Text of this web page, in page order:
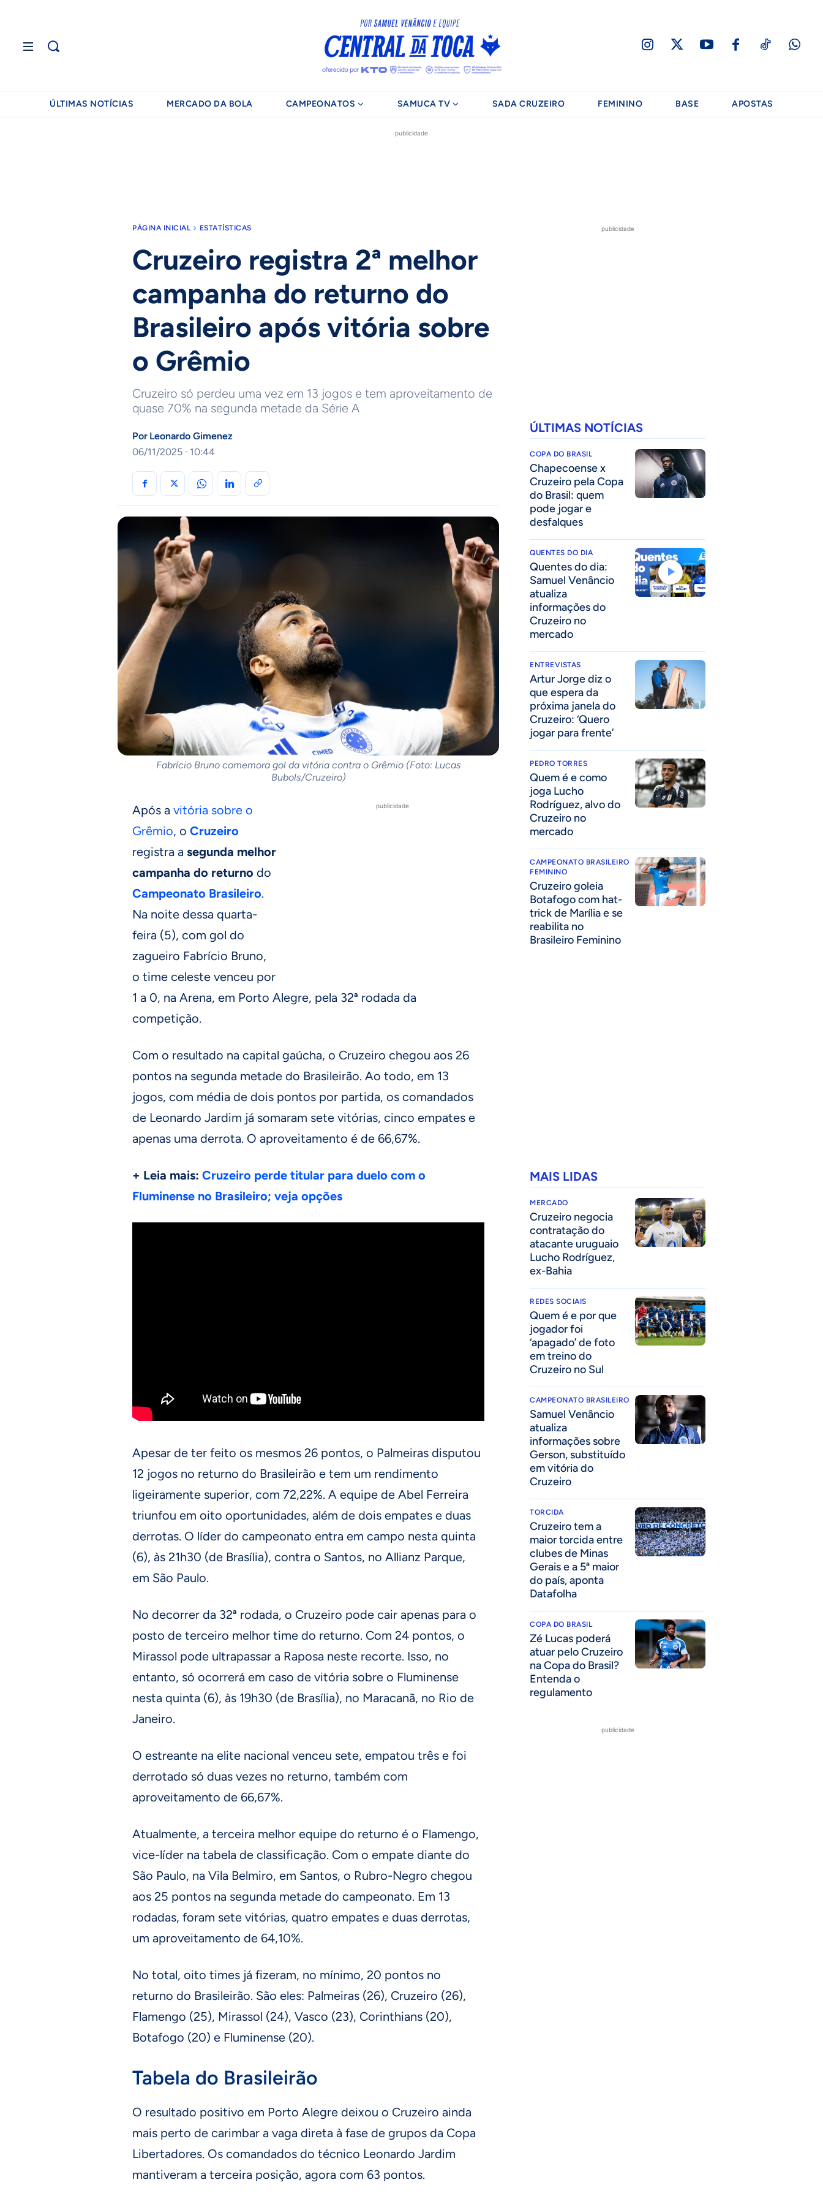
ÚLTIMAS NOTÍCIAS MERCADO DA BOLA CAMPEONATOS SAMUCA TV SADA CRUZEIRO FEMININO BASE APOSTAS
publicidade
PÁGINA INICIAL ESTATÍSTICAS
Cruzeiro registra 2ª melhor
campanha do returno do
Brasileiro após vitória sobre
o Grêmio
Cruzeiro só perdeu uma vez em 13 jogos e tem aproveitamento de
quase 70% na segunda metade da Série A
Por Leonardo Gimenez
06/11/2025 · 10:44
Fabrício Bruno comemora gol da vitória contra o Grêmio (Foto: Lucas
Bubols/Cruzeiro)
publicidade
Após a vitória sobre o
Grêmio, o Cruzeiro
registra a segunda melhor
campanha do returno do
Campeonato Brasileiro.
Na noite dessa quarta-
feira (5), com gol do
zagueiro Fabrício Bruno,
o time celeste venceu por
1 a 0, na Arena, em Porto Alegre, pela 32ª rodada da
competição.
Com o resultado na capital gaúcha, o Cruzeiro chegou aos 26
pontos na segunda metade do Brasileirão. Ao todo, em 13
jogos, com média de dois pontos por partida, os comandados
de Leonardo Jardim já somaram sete vitórias, cinco empates e
apenas uma derrota. O aproveitamento é de 66,67%.
+ Leia mais: Cruzeiro perde titular para duelo com o
Fluminense no Brasileiro; veja opções
Apesar de ter feito os mesmos 26 pontos, o Palmeiras disputou
12 jogos no returno do Brasileirão e tem um rendimento
ligeiramente superior, com 72,22%. A equipe de Abel Ferreira
triunfou em oito oportunidades, além de dois empates e duas
derrotas. O líder do campeonato entra em campo nesta quinta
(6), às 21h30 (de Brasília), contra o Santos, no Allianz Parque,
em São Paulo.
No decorrer da 32ª rodada, o Cruzeiro pode cair apenas para o
posto de terceiro melhor time do returno. Com 24 pontos, o
Mirassol pode ultrapassar a Raposa neste recorte. Isso, no
entanto, só ocorrerá em caso de vitória sobre o Fluminense
nesta quinta (6), às 19h30 (de Brasília), no Maracanã, no Rio de
Janeiro.
O estreante na elite nacional venceu sete, empatou três e foi
derrotado só duas vezes no returno, também com
aproveitamento de 66,67%.
Atualmente, a terceira melhor equipe do returno é o Flamengo,
vice-líder na tabela de classificação. Com o empate diante do
São Paulo, na Vila Belmiro, em Santos, o Rubro-Negro chegou
aos 25 pontos na segunda metade do campeonato. Em 13
rodadas, foram sete vitórias, quatro empates e duas derrotas,
um aproveitamento de 64,10%.
No total, oito times já fizeram, no mínimo, 20 pontos no
returno do Brasileirão. São eles: Palmeiras (26), Cruzeiro (26),
Flamengo (25), Mirassol (24), Vasco (23), Corinthians (20),
Botafogo (20) e Fluminense (20).
Tabela do Brasileirão
O resultado positivo em Porto Alegre deixou o Cruzeiro ainda
mais perto de carimbar a vaga direta à fase de grupos da Copa
Libertadores. Os comandados do técnico Leonardo Jardim
mantiveram a terceira posição, agora com 63 pontos.
publicidade
ÚLTIMAS NOTÍCIAS
COPA DO BRASIL
Chapecoense x
Cruzeiro pela Copa
do Brasil: quem
pode jogar e
desfalques
QUENTES DO DIA
Quentes do dia:
Samuel Venâncio
atualiza
informações do
Cruzeiro no
mercado
ENTREVISTAS
Artur Jorge diz o
que espera da
próxima janela do
Cruzeiro: ‘Quero
jogar para frente’
PEDRO TORRES
Quem é e como
joga Lucho
Rodríguez, alvo do
Cruzeiro no
mercado
CAMPEONATO BRASILEIRO
FEMININO
Cruzeiro goleia
Botafogo com hat-
trick de Marília e se
reabilita no
Brasileiro Feminino
MAIS LIDAS
MERCADO
Cruzeiro negocia
contratação do
atacante uruguaio
Lucho Rodríguez,
ex-Bahia
REDES SOCIAIS
Quem é e por que
jogador foi
‘apagado’ de foto
em treino do
Cruzeiro no Sul
CAMPEONATO BRASILEIRO
Samuel Venâncio
atualiza
informações sobre
Gerson, substituído
em vitória do
Cruzeiro
TORCIDA
Cruzeiro tem a
maior torcida entre
clubes de Minas
Gerais e a 5ª maior
do país, aponta
Datafolha
COPA DO BRASIL
Zé Lucas poderá
atuar pelo Cruzeiro
na Copa do Brasil?
Entenda o
regulamento
publicidade